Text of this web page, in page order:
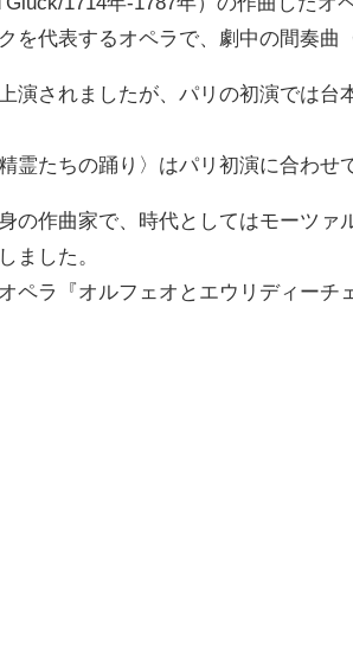
を代表するオペラで、劇中の間奏曲
演されましたが、パリの初演では台
霊たちの踊り〉はパリ初演に合わせ
の作曲家で、時代としてはモーツ
ました。
ペラ『オルフェオとエウリディーチ